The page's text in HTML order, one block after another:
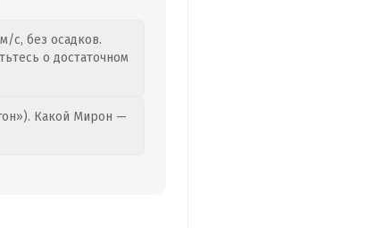
с, без осадков.
о достаточном
Какой Мирон —